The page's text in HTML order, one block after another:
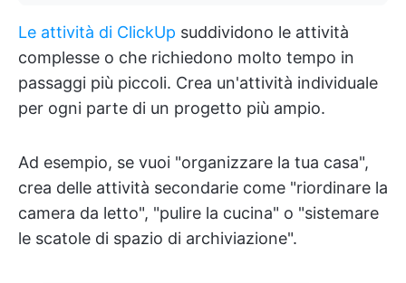
Le attività di ClickUp suddividono le attività
complesse o che richiedono molto tempo in
passaggi più piccoli. Crea un'attività individuale
per ogni parte di un progetto più ampio.
Ad esempio, se vuoi "organizzare la tua casa",
crea delle attività secondarie come "riordinare la
camera da letto", "pulire la cucina" o "sistemare
le scatole di spazio di archiviazione".